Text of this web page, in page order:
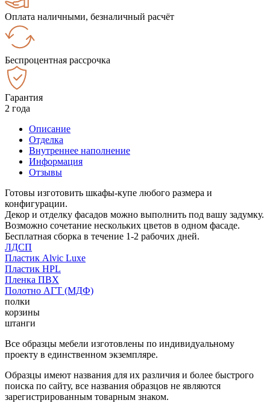
Оплата наличными, безналичный расчёт
Беспроцентная рассрочка
Гарантия
2 года
Описание
Отделка
Внутреннее наполнение
Информация
Отзывы
Готовы изготовить шкафы-купе любого размера и
конфигурации.
Декор и отделку фасадов можно выполнить под вашу задумку.
Возможно сочетание нескольких цветов в одном фасаде.
Бесплатная сборка в течение 1-2 рабочих дней.
ЛДСП
Пластик Alvic Luxe
Пластик HPL
Пленка ПВХ
Полотно АГТ (МДФ)
полки
корзины
штанги
Все образцы мебели изготовлены по индивидуальному
проекту в единственном экземпляре.
Образцы имеют названия для их различия и более быстрого
поиска по сайту, все названия образцов не являются
зарегистрированным товарным знаком.